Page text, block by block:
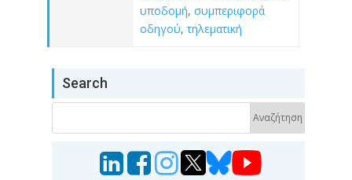
υποδομή, συμπεριφορά
οδηγού, τηλεματική
Search